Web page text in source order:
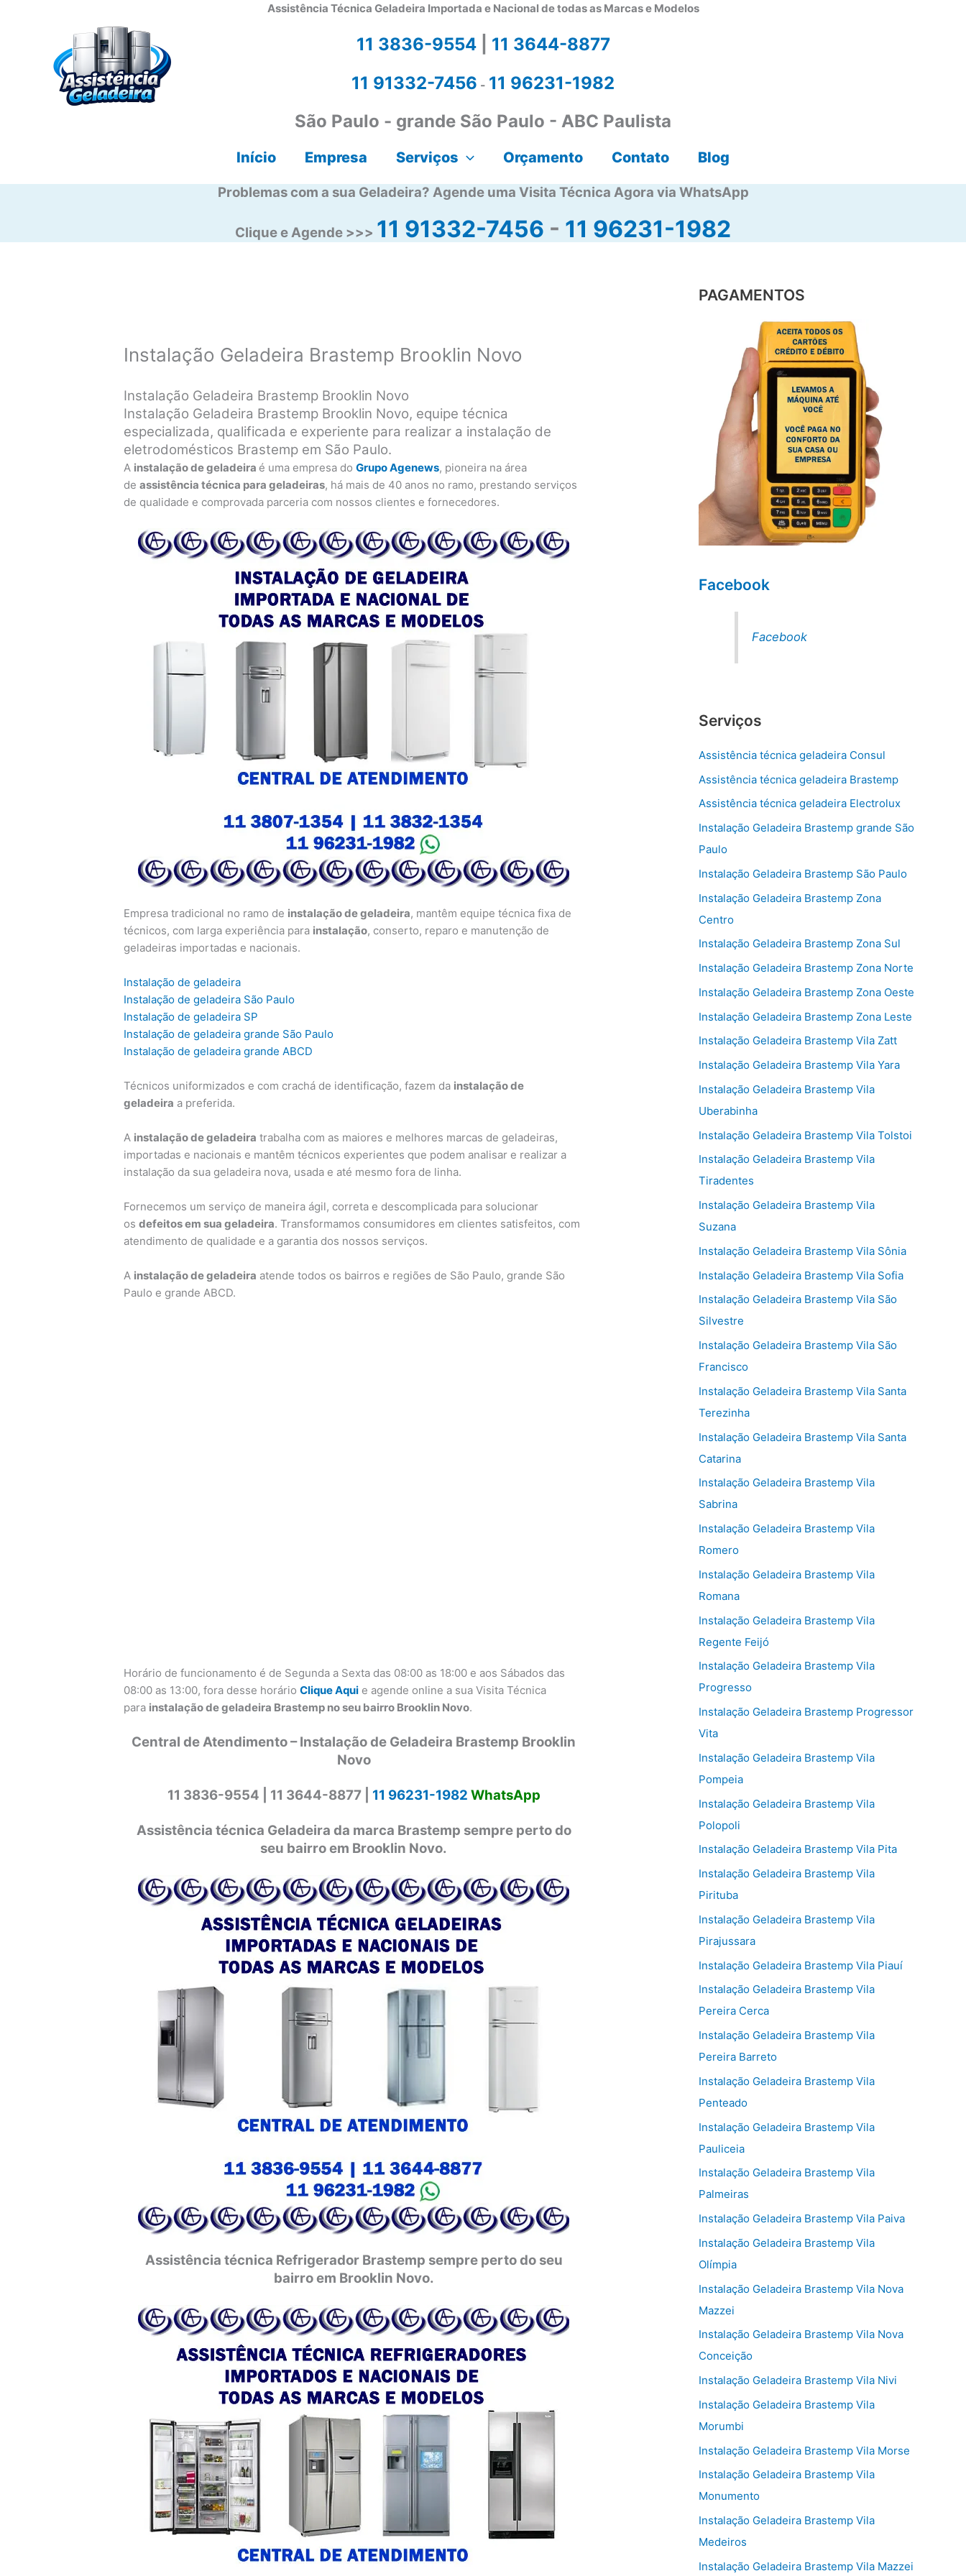
Assistência Técnica Geladeira Importada e Nacional de todas as Marcas e Modelos
11 3836-9554| 11 3644-8877
11 91332-7456 - 11 96231-1982
São Paulo - grande São Paulo - ABC Paulista
Início Empresa Serviços Orçamento Contato Blog
Problemas com a sua Geladeira? Agende uma Visita Técnica Agora via WhatsApp
Clique e Agende >>> 11 91332-7456 - 11 96231-1982
Instalação Geladeira Brastemp Brooklin Novo
Instalação Geladeira Brastemp Brooklin Novo
Instalação Geladeira Brastemp Brooklin Novo, equipe técnica
especializada, qualificada e experiente para realizar a instalação de
eletrodomésticos Brastemp em São Paulo.
A instalação de geladeira é uma empresa doGrupo Agenews, pioneira na área
deassistência técnica para geladeiras, há mais de 40 anos no ramo, prestando serviços
de qualidade e comprovada parceria com nossos clientes e fornecedores.
Empresa tradicional no ramo de instalação de geladeira, mantêm equipe técnica fixa de
técnicos, com larga experiência para instalação, conserto, reparo e manutenção de
geladeiras importadas e nacionais.
Instalação de geladeira
Instalação de geladeira São Paulo
Instalação de geladeira SP
Instalação de geladeira grande São Paulo
Instalação de geladeira grande ABCD
Técnicos uniformizados e com crachá de identificação, fazem da instalação de
geladeira a preferida.
A instalação de geladeira trabalha com as maiores e melhores marcas de geladeiras,
importadas e nacionais e mantêm técnicos experientes que podem analisar e realizar a
instalação da sua geladeira nova, usada e até mesmo fora de linha.
Fornecemos um serviço de maneira ágil, correta e descomplicada para solucionar
osdefeitos em sua geladeira. Transformamos consumidores em clientes satisfeitos, com
atendimento de qualidade e a garantia dos nossos serviços.
A instalação de geladeira atende todos os bairros e regiões de São Paulo, grande São
Paulo e grande ABCD.
Horário de funcionamento é de Segunda a Sexta das 08:00 as 18:00 e aos Sábados das
08:00 as 13:00, fora desse horárioClique Aqui e agende online a sua Visita Técnica
para instalação de geladeira Brastemp no seu bairro Brooklin Novo.
Central de Atendimento – Instalação de Geladeira Brastemp Brooklin
Novo
11 3836-9554 | 11 3644-8877 | 11 96231-1982 WhatsApp
Assistência técnica Geladeira da marca Brastemp sempre perto do
seu bairro em Brooklin Novo.
Assistência técnica Refrigerador Brastemp sempre perto do seu
bairro em Brooklin Novo.
PAGAMENTOS
Facebook
Facebook
Serviços
Assistência técnica geladeira Consul
Assistência técnica geladeira Brastemp
Assistência técnica geladeira Electrolux
Instalação Geladeira Brastemp grande São
Paulo
Instalação Geladeira Brastemp São Paulo
Instalação Geladeira Brastemp Zona
Centro
Instalação Geladeira Brastemp Zona Sul
Instalação Geladeira Brastemp Zona Norte
Instalação Geladeira Brastemp Zona Oeste
Instalação Geladeira Brastemp Zona Leste
Instalação Geladeira Brastemp Vila Zatt
Instalação Geladeira Brastemp Vila Yara
Instalação Geladeira Brastemp Vila
Uberabinha
Instalação Geladeira Brastemp Vila Tolstoi
Instalação Geladeira Brastemp Vila
Tiradentes
Instalação Geladeira Brastemp Vila
Suzana
Instalação Geladeira Brastemp Vila Sônia
Instalação Geladeira Brastemp Vila Sofia
Instalação Geladeira Brastemp Vila São
Silvestre
Instalação Geladeira Brastemp Vila São
Francisco
Instalação Geladeira Brastemp Vila Santa
Terezinha
Instalação Geladeira Brastemp Vila Santa
Catarina
Instalação Geladeira Brastemp Vila
Sabrina
Instalação Geladeira Brastemp Vila
Romero
Instalação Geladeira Brastemp Vila
Romana
Instalação Geladeira Brastemp Vila
Regente Feijó
Instalação Geladeira Brastemp Vila
Progresso
Instalação Geladeira Brastemp Progressor
Vita
Instalação Geladeira Brastemp Vila
Pompeia
Instalação Geladeira Brastemp Vila
Polopoli
Instalação Geladeira Brastemp Vila Pita
Instalação Geladeira Brastemp Vila
Pirituba
Instalação Geladeira Brastemp Vila
Pirajussara
Instalação Geladeira Brastemp Vila Piauí
Instalação Geladeira Brastemp Vila
Pereira Cerca
Instalação Geladeira Brastemp Vila
Pereira Barreto
Instalação Geladeira Brastemp Vila
Penteado
Instalação Geladeira Brastemp Vila
Pauliceia
Instalação Geladeira Brastemp Vila
Palmeiras
Instalação Geladeira Brastemp Vila Paiva
Instalação Geladeira Brastemp Vila
Olímpia
Instalação Geladeira Brastemp Vila Nova
Mazzei
Instalação Geladeira Brastemp Vila Nova
Conceição
Instalação Geladeira Brastemp Vila Nivi
Instalação Geladeira Brastemp Vila
Morumbi
Instalação Geladeira Brastemp Vila Morse
Instalação Geladeira Brastemp Vila
Monumento
Instalação Geladeira Brastemp Vila
Medeiros
Instalação Geladeira Brastemp Vila Mazzei